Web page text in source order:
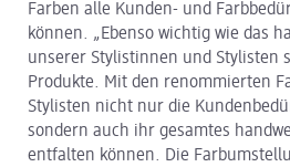
Farben alle Kunden- und
können. „Ebenso wichtig wie das
unserer Stylistinnen und Stylisten
Produkte. Mit den renommierten
Stylisten nicht nur die
sondern auch ihr gesamtes
entfalten können. Die